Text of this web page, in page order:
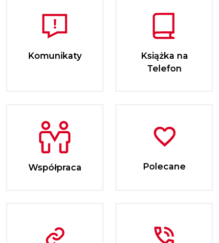
Komunikaty
Książka na
Telefon
Współpraca Polecane